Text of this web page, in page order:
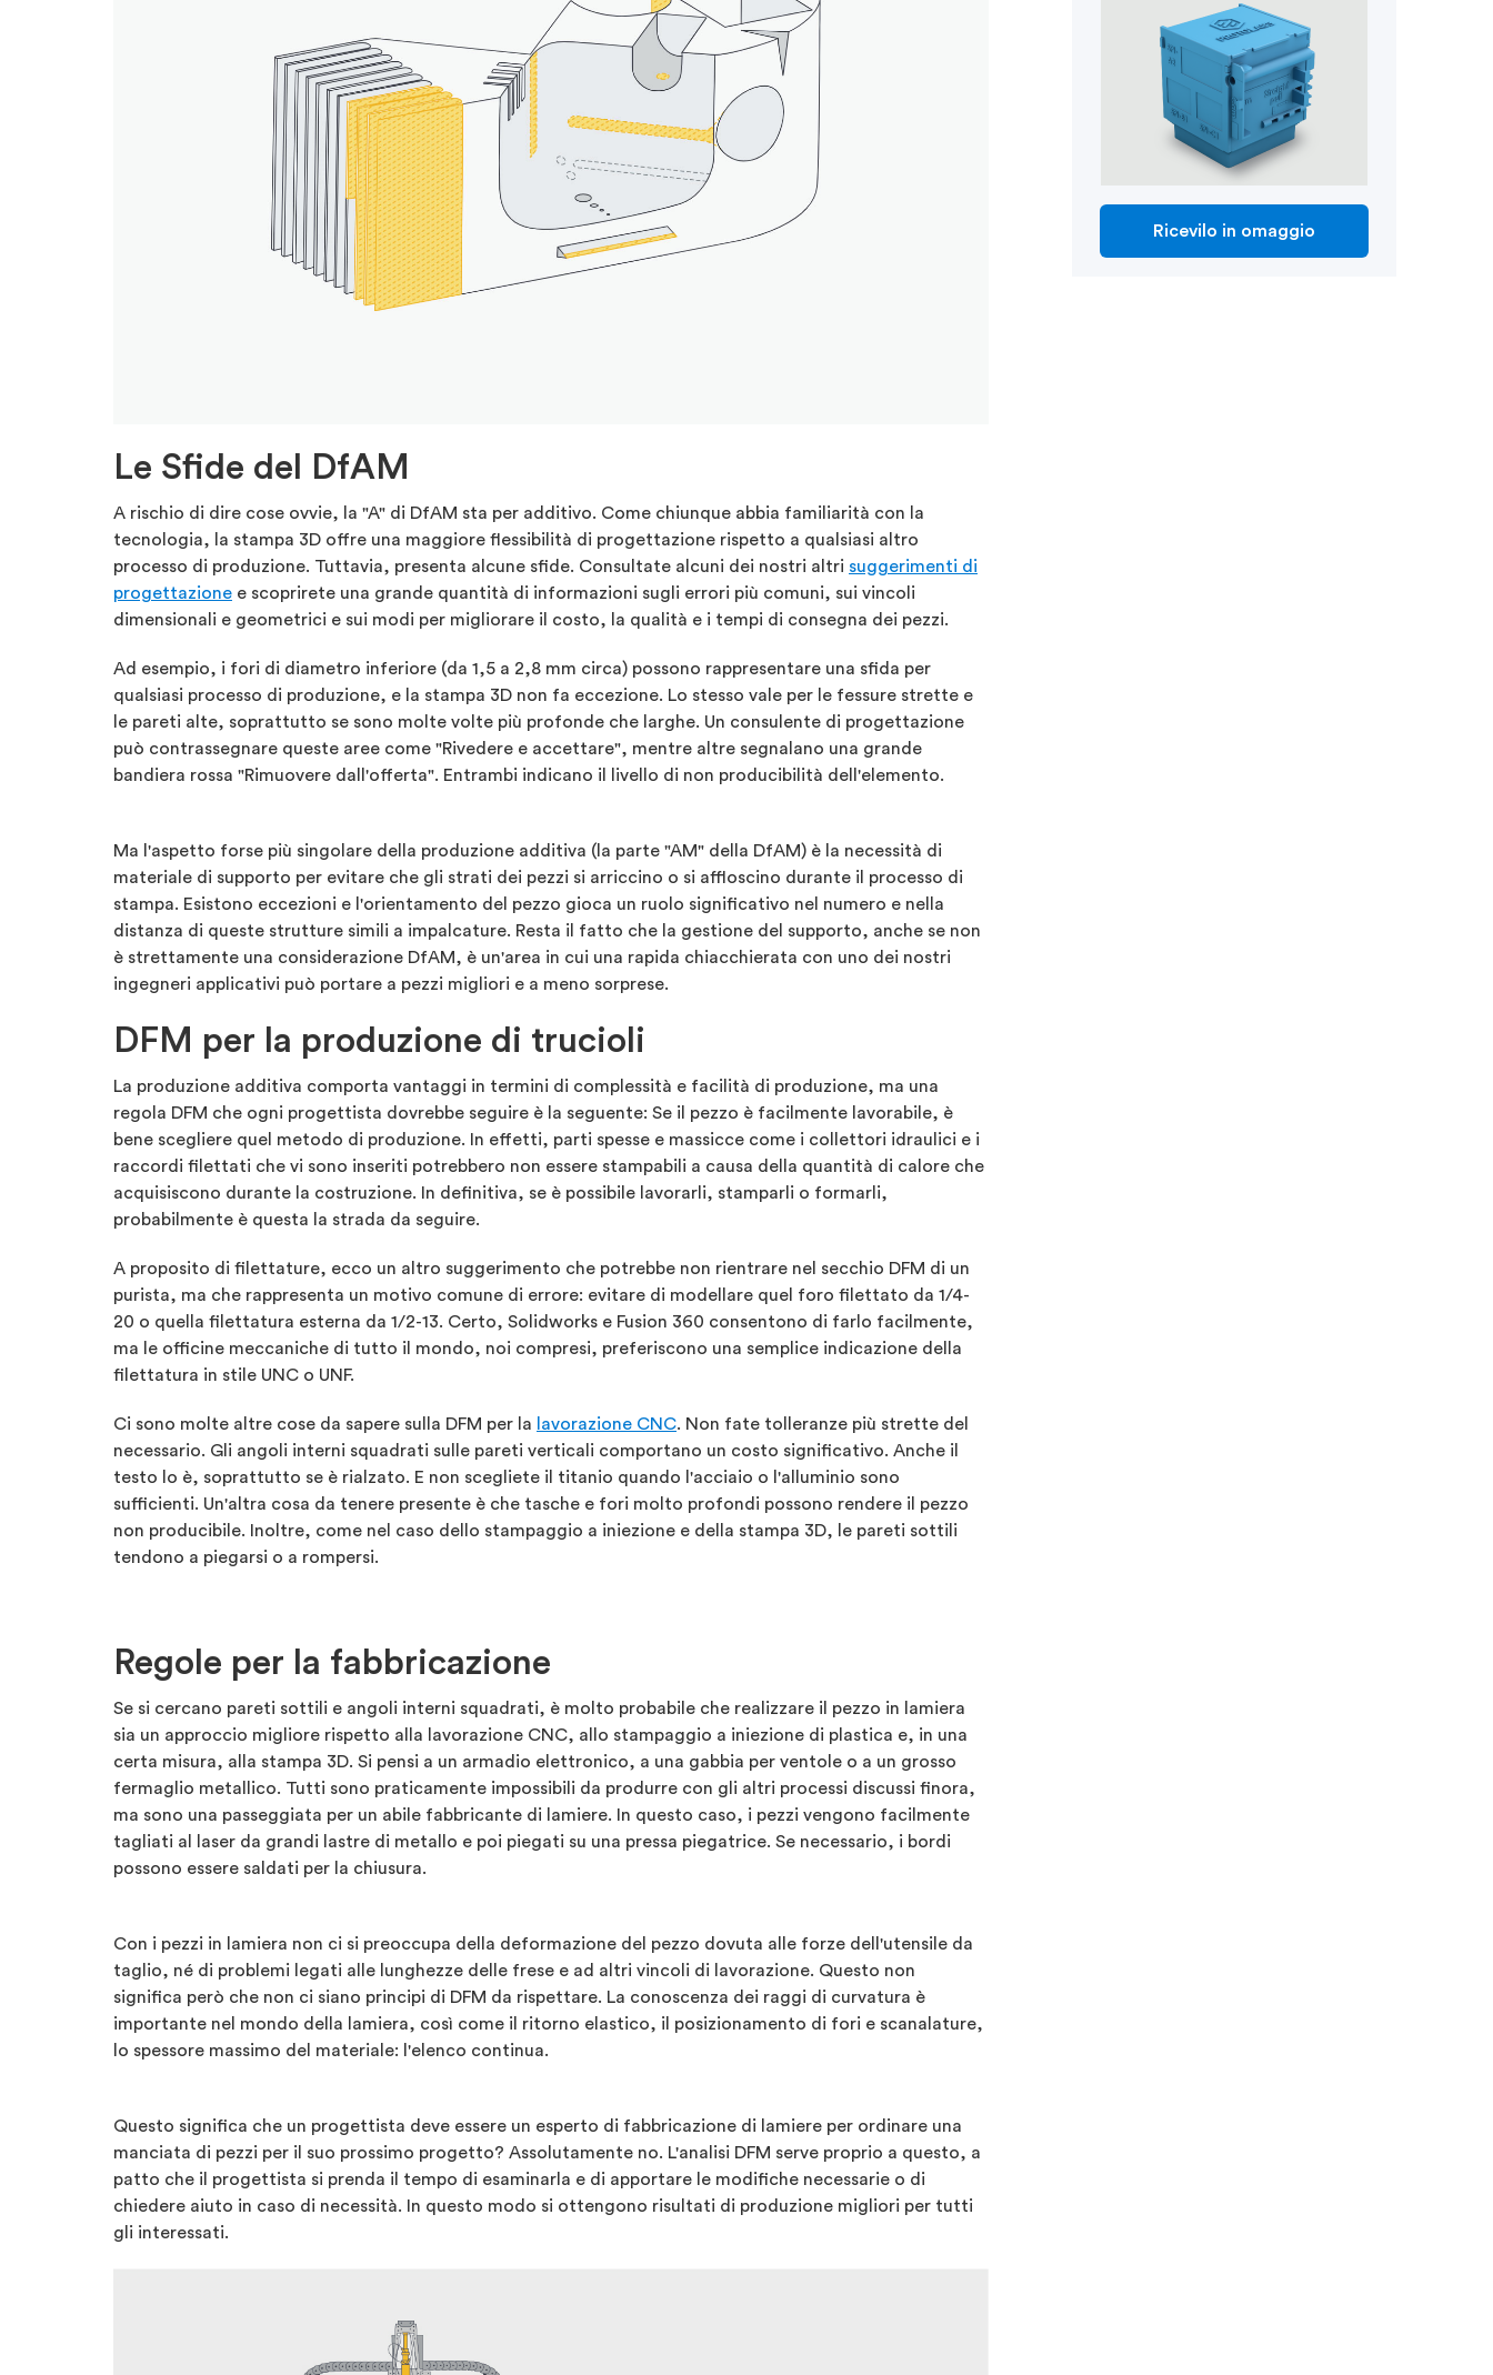
Le Sfide del DfAM
A rischio di dire cose ovvie, la "A" di DfAM sta per additivo. Come chiunque abbia familiarità con la
tecnologia, la stampa 3D offre una maggiore flessibilità di progettazione rispetto a qualsiasi altro
processo di produzione. Tuttavia, presenta alcune sfide. Consultate alcuni dei nostri altri suggerimenti di
progettazione e scoprirete una grande quantità di informazioni sugli errori più comuni, sui vincoli
dimensionali e geometrici e sui modi per migliorare il costo, la qualità e i tempi di consegna dei pezzi.
Ad esempio, i fori di diametro inferiore (da 1,5 a 2,8 mm circa) possono rappresentare una sfida per
qualsiasi processo di produzione, e la stampa 3D non fa eccezione. Lo stesso vale per le fessure strette e
le pareti alte, soprattutto se sono molte volte più profonde che larghe. Un consulente di progettazione
può contrassegnare queste aree come "Rivedere e accettare", mentre altre segnalano una grande
bandiera rossa "Rimuovere dall'offerta". Entrambi indicano il livello di non producibilità dell'elemento.
Ma l'aspetto forse più singolare della produzione additiva (la parte "AM" della DfAM) è la necessità di
materiale di supporto per evitare che gli strati dei pezzi si arriccino o si affloscino durante il processo di
stampa. Esistono eccezioni e l'orientamento del pezzo gioca un ruolo significativo nel numero e nella
distanza di queste strutture simili a impalcature. Resta il fatto che la gestione del supporto, anche se non
è strettamente una considerazione DfAM, è un'area in cui una rapida chiacchierata con uno dei nostri
ingegneri applicativi può portare a pezzi migliori e a meno sorprese.
DFM per la produzione di trucioli
La produzione additiva comporta vantaggi in termini di complessità e facilità di produzione, ma una
regola DFM che ogni progettista dovrebbe seguire è la seguente: Se il pezzo è facilmente lavorabile, è
bene scegliere quel metodo di produzione. In effetti, parti spesse e massicce come i collettori idraulici e i
raccordi filettati che vi sono inseriti potrebbero non essere stampabili a causa della quantità di calore che
acquisiscono durante la costruzione. In definitiva, se è possibile lavorarli, stamparli o formarli,
probabilmente è questa la strada da seguire.
A proposito di filettature, ecco un altro suggerimento che potrebbe non rientrare nel secchio DFM di un
purista, ma che rappresenta un motivo comune di errore: evitare di modellare quel foro filettato da 1/4-
20 o quella filettatura esterna da 1/2-13. Certo, Solidworks e Fusion 360 consentono di farlo facilmente,
ma le officine meccaniche di tutto il mondo, noi compresi, preferiscono una semplice indicazione della
filettatura in stile UNC o UNF.
Ci sono molte altre cose da sapere sulla DFM per la lavorazione CNC. Non fate tolleranze più strette del
necessario. Gli angoli interni squadrati sulle pareti verticali comportano un costo significativo. Anche il
testo lo è, soprattutto se è rialzato. E non scegliete il titanio quando l'acciaio o l'alluminio sono
sufficienti. Un'altra cosa da tenere presente è che tasche e fori molto profondi possono rendere il pezzo
non producibile. Inoltre, come nel caso dello stampaggio a iniezione e della stampa 3D, le pareti sottili
tendono a piegarsi o a rompersi.
Regole per la fabbricazione
Se si cercano pareti sottili e angoli interni squadrati, è molto probabile che realizzare il pezzo in lamiera
sia un approccio migliore rispetto alla lavorazione CNC, allo stampaggio a iniezione di plastica e, in una
certa misura, alla stampa 3D. Si pensi a un armadio elettronico, a una gabbia per ventole o a un grosso
fermaglio metallico. Tutti sono praticamente impossibili da produrre con gli altri processi discussi finora,
ma sono una passeggiata per un abile fabbricante di lamiere. In questo caso, i pezzi vengono facilmente
tagliati al laser da grandi lastre di metallo e poi piegati su una pressa piegatrice. Se necessario, i bordi
possono essere saldati per la chiusura.
Con i pezzi in lamiera non ci si preoccupa della deformazione del pezzo dovuta alle forze dell'utensile da
taglio, né di problemi legati alle lunghezze delle frese e ad altri vincoli di lavorazione. Questo non
significa però che non ci siano principi di DFM da rispettare. La conoscenza dei raggi di curvatura è
importante nel mondo della lamiera, così come il ritorno elastico, il posizionamento di fori e scanalature,
lo spessore massimo del materiale: l'elenco continua.
Questo significa che un progettista deve essere un esperto di fabbricazione di lamiere per ordinare una
manciata di pezzi per il suo prossimo progetto? Assolutamente no. L'analisi DFM serve proprio a questo, a
patto che il progettista si prenda il tempo di esaminarla e di apportare le modifiche necessarie o di
chiedere aiuto in caso di necessità. In questo modo si ottengono risultati di produzione migliori per tutti
gli interessati.
Ricevilo in omaggio